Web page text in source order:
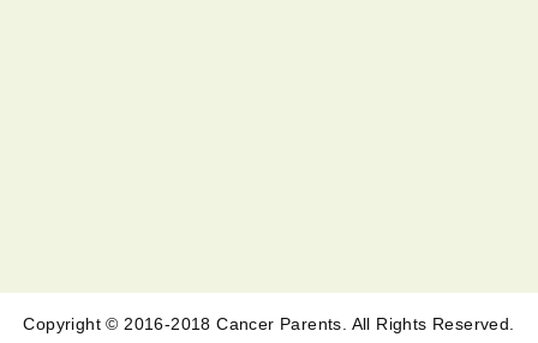
Copyright © 2016-2018 Cancer Parents. All Rights Reserved.